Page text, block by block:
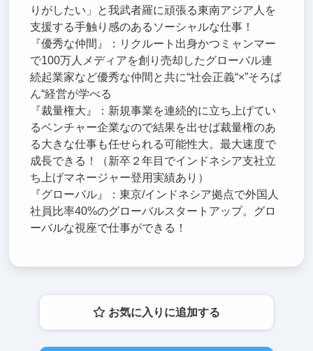
りがしたい」と我武者羅に頑張る東南アジア人を
支援する手触り感のあるソーシャルな仕事！
『優秀な仲間』：リクルート出身かつミャンマー
で100万人メディアを創り売却したグローバル連
続起業家など優秀な仲間と共に“社会正義“×”そろば
ん“経営が学べる
『裁量権大』：新規事業を連続的に立ち上げてい
るベンチャー企業なので結果を出せば裁量権のあ
る大きな仕事も任せられる可能性大。最大速度で
成長できる！（新卒２年目でインドネシア支社立
ち上げマネージャー登用実績あり）
『グローバル』：東京/インドネシア拠点で外国人
社員比率40%のグローバルスタートアップ。グロ
ーバルな視座で仕事ができる！
お気に入りに追加する